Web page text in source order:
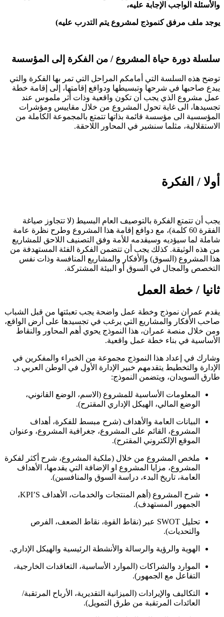
والأسئلة الواجب الإجابة عليه،
يوجد ملف مرفق كنموذج لمشروع يتم التدرب عليه)
سلسلة دورة حياة المشروع / من الفكرة إلى المؤسسة
توضح هذه السلسة التي أمامكم المراحل التي تمر بها الفكرة والتي
يبدع صاحبها في شرحها وتبسيطها ودوافع إقامتها، إلى إقامة خطة
عمل مشروع الذي يجب أن تكون واقعية وذات أثر ملموس عند
تجسيدها، الى غاية تحول المشروع من خلال مقاييس ومؤشرات
المؤسسية الى مؤسسة قائمة بذاتها تتمتع بالمجموعة الكاملة من
الاستقلالية، مثلما سنشير في المحاور اللاحقة.
أولا / الفكرة
يجب أن تتمتع الفكرة بالتوصيف العام البسيط (لا تتجاوز صياغة
الفقرة 60 كلمة)، مع دوافع إقامة هذا المشروع وطرح نظرة عامة
شاملة لما سيؤديه وسيقدمه للأمة وفق التصنيف اللاحق للمشاريع
من هذه الوثيقة. كذلك يجب أن تتضمن الفكرة الفئة المستهدفة من
هذا المشروع (السوق) والأفكار والمشاريع المنافسة وذات نفس
التخصص والمجال في السوق أو البيئة المشتركة.
ثانيا / خطة العمل
يقدم عمران نموذج وخطة عمل واضحة يجب تعبئتها من قبل الشباب
صاحب الأفكار والمشاريع التي يرغب في تجسيدها على أرض الواقع،
ومن خلال منصة عمران، هذا النموذج يحوي أهم المحاور والنقاط
الأساسية في بناء خطة عمل واقعية.
وشارك في إعداد هذا النموذج مجموعة من الخبراء والمفكرين في
الإدارة والتخطيط يتقدمهم خبير الإدارة الأول في الوطن العربي د.
طارق السويدان، ويتضمن النموذج:
المعلومات الأساسية للمشروع (الاسم، الوضع القانوني،
الوضع المالي، الهيكل الإداري المقترح).
البيانات العامة والأهداف (شرح مبسط للفكرة، أهداف
المشروع، القائم على المشروع، جغرافية المشروع، وعنوان
الموقع الإلكتروني المقترح).
ملخص المشروع من خلال (ملكية المشروع، شرح أكثر لفكرة
المشروع، مزايا المشروع او الإضافة التي يقدمها، الأهداف
العامة، تاريخ البدء، دراسة السوق والمنافسين).
شرح المشروع (أهم المنتجات والخدمات، الأهداف KPI’S،
الجمهور المستهدف).
تحليل SWOT عبر (نقاط القوة، نقاط الضعف، الفرص
والتحديات).
الهوية والرؤية والرسالة والأنشطة الرئيسية والهيكل الإداري.
الموارد والشراكات (الموارد الأساسية، التعاقدات الخارجية،
التفاعل مع الجمهور).
التكاليف والإيرادات (الميزانية التقديرية، الأرباح المرتقبة/
العائدات المرتقبة من طرق التمويل).